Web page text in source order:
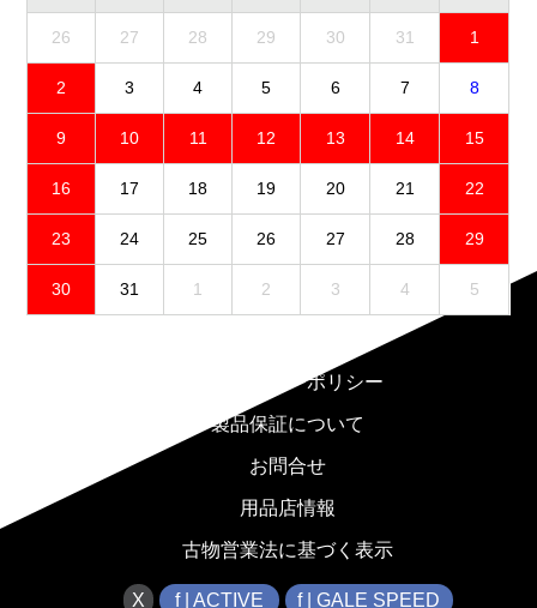
26 27 28 29 30 31 1
2 3 4 5 6 7 8
9 10 11 12 13 14 15
16 17 18 19 20 21 22
23 24 25 26 27 28 29
30 31 1 2 3 4 5
プライバシーポリシー
製品保証について
お問合せ
用品店情報
古物営業法に基づく表示
X f | ACTIVE f | GALE SPEED